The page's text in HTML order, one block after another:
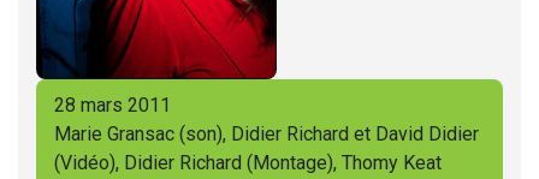
28 mars 2011
Marie Gransac (son), Didier Richard et David Didier
(Vidéo), Didier Richard (Montage), Thomy Keat